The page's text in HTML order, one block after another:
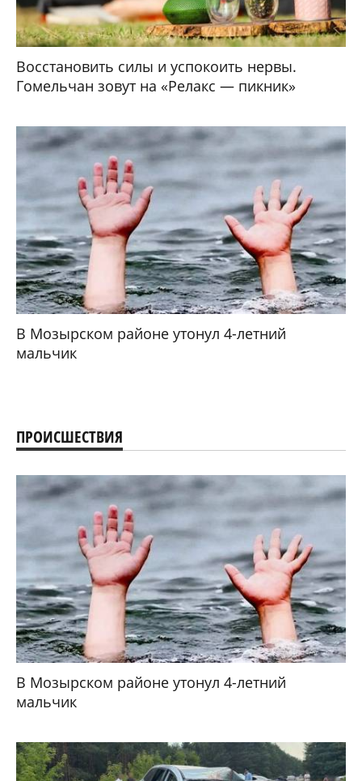
Восстановить силы и успокоить нервы.
Гомельчан зовут на «Релакс — пикник»
В Мозырском районе утонул 4-летний
мальчик
ПРОИСШЕСТВИЯ
В Мозырском районе утонул 4-летний
мальчик